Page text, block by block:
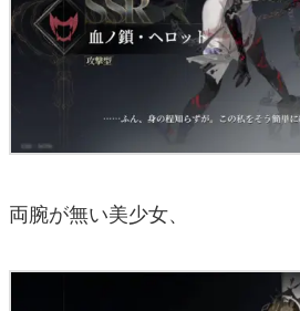
両腕が無い美少女、